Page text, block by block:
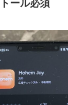
ール必須